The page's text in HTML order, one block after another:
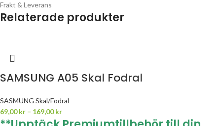
Frakt & Leverans
Relaterade produkter
SAMSUNG A05 Skal Fodral
SASMUNG Skal/Fodral
69,00kr – 169,00kr